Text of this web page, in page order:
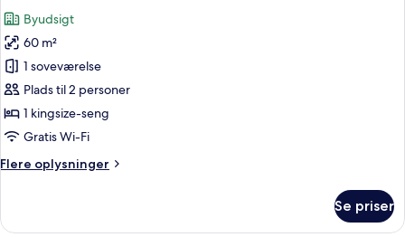
alle
billeder
af
Junior
Suite
Byudsigt
60 m²
1 soveværelse
Plads til 2 personer
1 kingsize-seng
Gratis Wi-Fi
Flere oplysninger
Flere
Suite
Se priser